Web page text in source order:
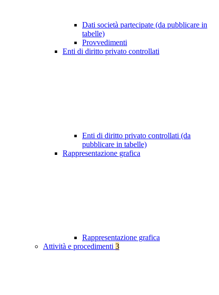
Dati società partecipate (da pubblicare in
tabelle)
Provvedimenti
Enti di diritto privato controllati
Enti di diritto privato controllati (da
pubblicare in tabelle)
Rappresentazione grafica
Rappresentazione grafica
Attività e procedimenti 3